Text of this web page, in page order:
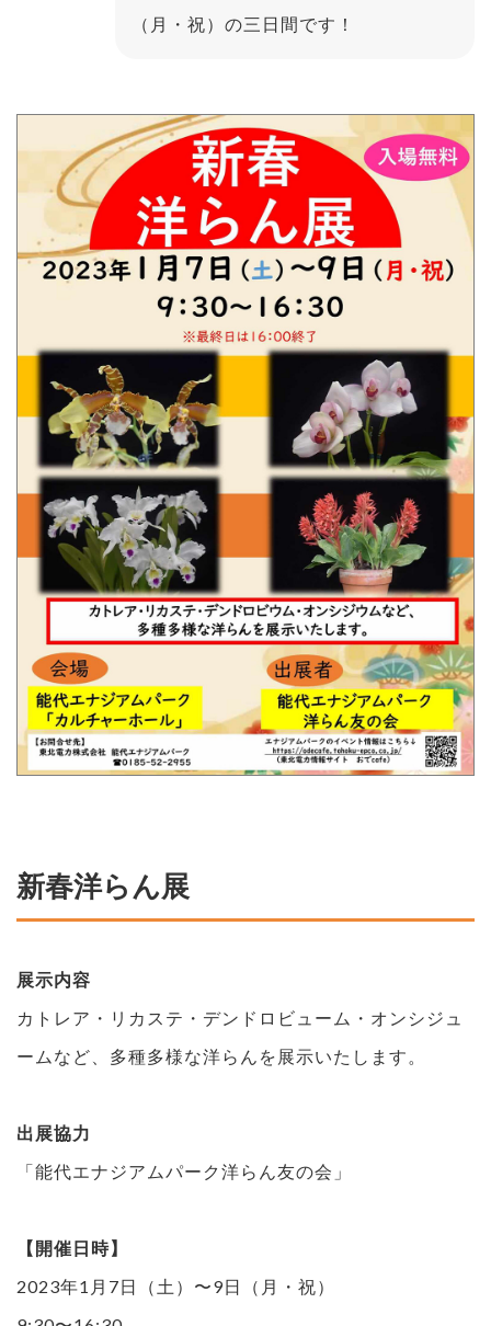
（月・祝）の三日間です！
新春洋らん展
展示内容
カトレア・リカステ・デンドロビューム・オンシジュ
ームなど、多種多様な洋らんを展示いたします。
出展協力
「能代エナジアムパーク洋らん友の会」
【開催日時】
2023年1月7日（土）〜9日（月・祝）